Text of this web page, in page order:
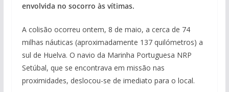
envolvida no socorro às vítimas.
A colisão ocorreu ontem, 8 de maio, a cerca de 74
milhas náuticas (aproximadamente 137 quilómetros) a
sul de Huelva. O navio da Marinha Portuguesa NRP
Setúbal, que se encontrava em missão nas
proximidades, deslocou-se de imediato para o local.